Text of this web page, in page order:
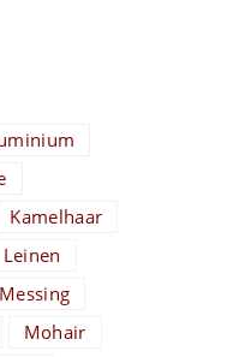
Kamelhaar
Leinen
Messing
Mohair